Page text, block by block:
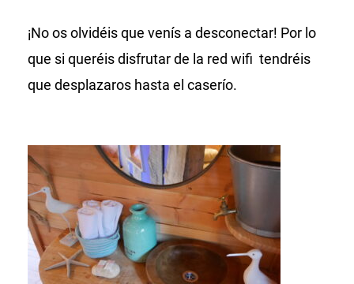
¡No os olvidéis que venís a desconectar! Por lo
que si queréis disfrutar de la red wifi tendréis
que desplazaros hasta el caserío.